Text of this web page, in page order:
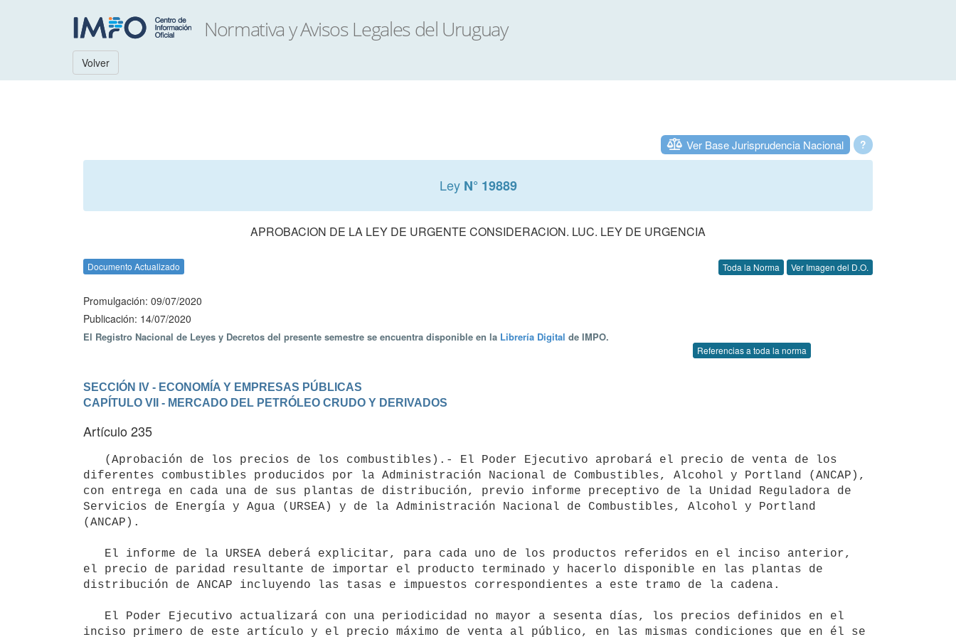
Volver
?
Ver Base Jurisprudencia Nacional
Ley N° 19889
APROBACION DE LA LEY DE URGENTE CONSIDERACION. LUC. LEY DE URGENCIA
Documento Actualizado Toda la Norma Ver Imagen del D.O.
Promulgación: 09/07/2020
Publicación: 14/07/2020
El Registro Nacional de Leyes y Decretos del presente semestre se encuentra disponible en la Librería Digital de IMPO.
Referencias a toda la norma
SECCIÓN IV - ECONOMÍA Y EMPRESAS PÚBLICAS
CAPÍTULO VII - MERCADO DEL PETRÓLEO CRUDO Y DERIVADOS
Artículo 235
diferentes combustibles producidos por la Administración Nacional de Combustibles, Alcohol y Portland (ANCAP),
con entrega en cada una de sus plantas de distribución, previo informe preceptivo de la Unidad Reguladora de
Servicios de Energía y Agua (URSEA) y de la Administración Nacional de Combustibles, Alcohol y Portland
(ANCAP).
el precio de paridad resultante de importar el producto terminado y hacerlo disponible en las plantas de
distribución de ANCAP incluyendo las tasas e impuestos correspondientes a este tramo de la cadena.
inciso primero de este artículo y el precio máximo de venta al público, en las mismas condiciones que en él se